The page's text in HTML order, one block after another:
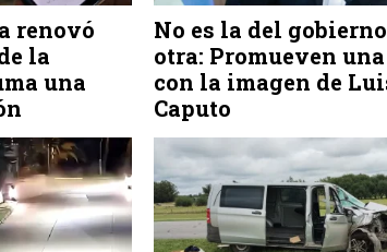
renovó
la
una
No es la del
otra: Promueven
con la imagen de
Caputo